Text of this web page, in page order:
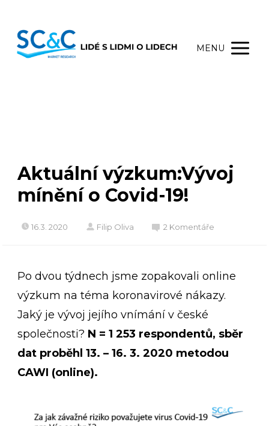
MENU
Aktuální výzkum:Vývoj
mínění o Covid-19!
16.3. 2020 Filip Oliva 2 Komentáře
Po dvou týdnech jsme zopakovali online
výzkum na téma koronavirové nákazy.
Jaký je vývoj jejího vnímání v české
společnosti? N = 1 253 respondentů, sběr
dat proběhl 13. – 16. 3. 2020 metodou
CAWI (online).